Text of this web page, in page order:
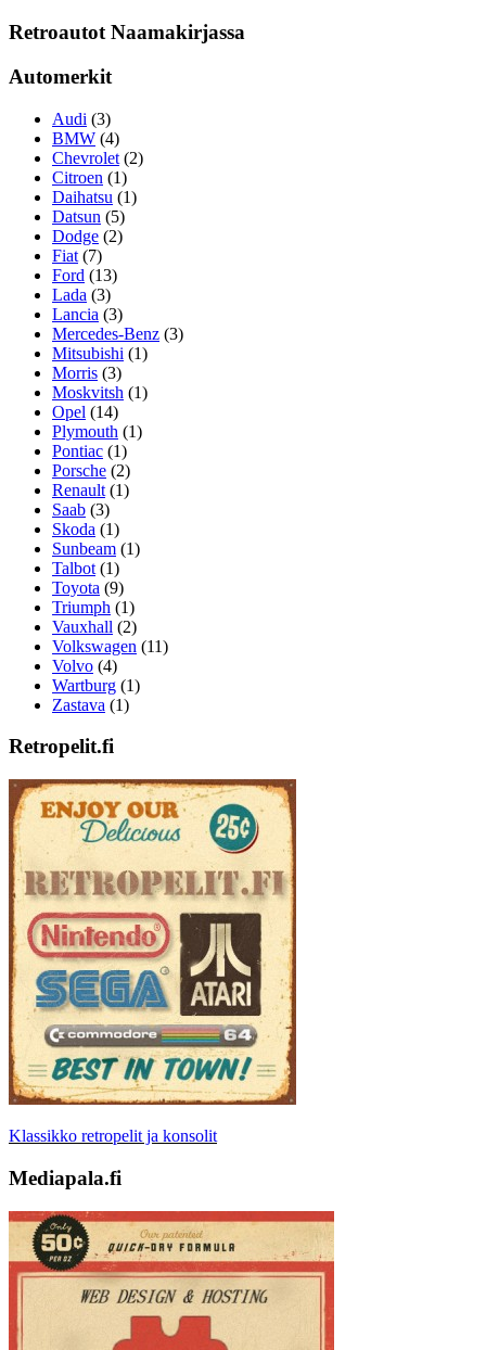
Retroautot Naamakirjassa
Automerkit
Audi (3)
BMW (4)
Chevrolet (2)
Citroen (1)
Daihatsu (1)
Datsun (5)
Dodge (2)
Fiat (7)
Ford (13)
Lada (3)
Lancia (3)
Mercedes-Benz (3)
Mitsubishi (1)
Morris (3)
Moskvitsh (1)
Opel (14)
Plymouth (1)
Pontiac (1)
Porsche (2)
Renault (1)
Saab (3)
Skoda (1)
Sunbeam (1)
Talbot (1)
Toyota (9)
Triumph (1)
Vauxhall (2)
Volkswagen (11)
Volvo (4)
Wartburg (1)
Zastava (1)
Retropelit.fi
Klassikko retropelit ja konsolit
Mediapala.fi